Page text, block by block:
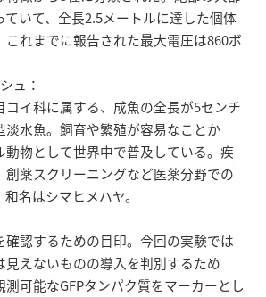
いて、全長2.5メートルに達した個体
これまでに報告された最大電圧は860ボ
ュ：
コイ科に属する、成魚の全長が5センチ
淡水魚。飼育や繁殖が容易なことか
動物として世界中で普及している。疾
創薬スクリーニングなど医薬分野での
名はシマヒメハヤ。
確認するための目印。今回の実験では
見えないものの導入を判別するため
可能なGFPタンパク質をマーカーとし